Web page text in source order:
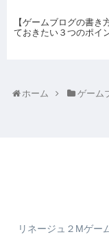
【ゲームブログの書き
ておきたい３つのポイ
ホーム ゲーム
リネージュ２Mゲー